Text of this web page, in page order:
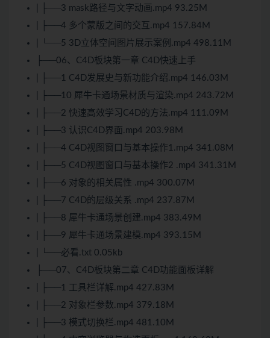
| ├──3 mask路径与文字动画.mp4 93.25M
| ├──4 多个蒙版之间的交互.mp4 157.84M
| └──5 3D立体空间图片展示案例.mp4 498.11M
├──06、C4D板块第一章 C4D快速上手
| ├──1 C4D发展史与新功能介绍.mp4 146.03M
| ├──10 犀牛卡通场景材质与渲染.mp4 243.72M
| ├──2 快速高效学习C4D的方法.mp4 111.09M
| ├──3 认识C4D界面.mp4 203.98M
| ├──4 C4D视图窗口与基本操作1.mp4 341.08M
| ├──5 C4D视图窗口与基本操作2 .mp4 341.31M
| ├──6 对象的相关属性 .mp4 300.07M
| ├──7 C4D的层级关系 .mp4 237.87M
| ├──8 犀牛卡通场景创建.mp4 383.49M
| ├──9 犀牛卡通场景建模.mp4 393.15M
| └──必看.txt 0.05kb
├──07、C4D板块第二章 C4D功能面板详解
| ├──1 工具栏详解.mp4 427.83M
| ├──2 对象栏参数.mp4 379.18M
| ├──3 模式切换栏.mp4 481.10M